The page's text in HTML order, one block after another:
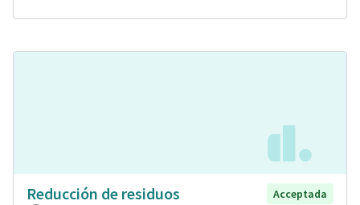
Reducción de residuos
Acceptada